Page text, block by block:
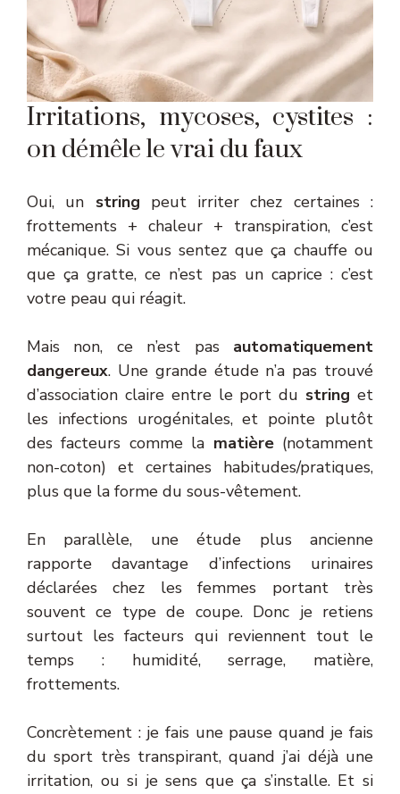
Irritations, mycoses, cystites :
on démêle le vrai du faux
Oui, un string peut irriter chez certaines :
frottements + chaleur + transpiration, c’est
mécanique. Si vous sentez que ça chauffe ou
que ça gratte, ce n’est pas un caprice : c’est
votre peau qui réagit.
Mais non, ce n’est pas automatiquement
dangereux. Une grande étude n’a pas trouvé
d’association claire entre le port du string et
les infections urogénitales, et pointe plutôt
des facteurs comme la matière(notamment
non-coton) et certaines habitudes/pratiques,
plus que la forme du sous-vêtement.
En parallèle, une étude plus ancienne
rapporte davantage d’infections urinaires
déclarées chez les femmes portant très
souvent ce type de coupe. Donc je retiens
surtout les facteurs qui reviennent tout le
temps : humidité, serrage, matière,
frottements.
Concrètement : je fais une pause quand je fais
du sport très transpirant, quand j’ai déjà une
irritation, ou si je sens que ça s’installe. Et si